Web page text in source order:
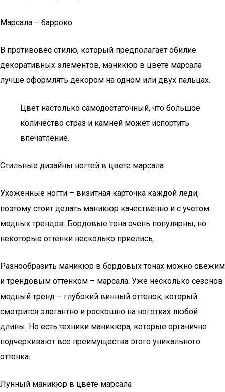
Марсала – барроко
В противовес стилю, который предполагает обилие
декоративных элементов, маникюр в цвете марсала
лучше оформлять декором на одном или двух пальцах.
Цвет настолько самодостаточный, что большое
количество страз и камней может испортить
впечатление.
Стильные дизайны ногтей в цвете марсала
Ухоженные ногти – визитная карточка каждой леди,
поэтому стоит делать маникюр качественно и с учетом
модных трендов. Бордовые тона очень популярны, но
некоторые оттенки несколько приелись.
Разнообразить маникюр в бордовых тонах можно свежим
и трендовым оттенком – марсала. Уже несколько сезонов
модный тренд – глубокий винный оттенок, который
смотрится элегантно и роскошно на ноготках любой
длины. Но есть техники маникюра, которые органично
подчеркивают все преимущества этого уникального
оттенка.
Лунный маникюр в цвете марсала